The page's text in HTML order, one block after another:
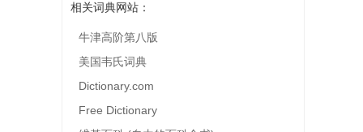
相关词典网站：
牛津高阶第八版
美国韦氏词典
Dictionary.com
Free Dictionary